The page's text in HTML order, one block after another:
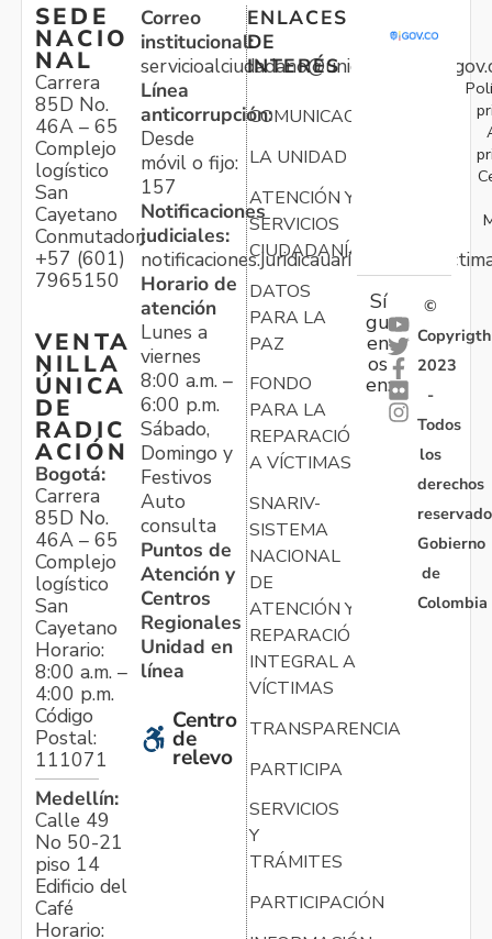
SEDE
NACIO
NAL
Carrera
85D No.
46A – 65
Complejo
logístico
San
Cayetano
Conmutador:
+57 (601)
7965150
VENTA
NILLA
ÚNICA
DE
RADIC
ACIÓN
Bogotá:
Carrera
85D No.
46A – 65
Complejo
logístico
San
Cayetano
Horario:
8:00 a.m. –
4:00 p.m.
Código
Postal:
111071
Medellín:
Calle 49
No 50-21
piso 14
Edificio del
Café
Horario:
Correo
institucional:
Línea
anticorrupción:
Desde
móvil o fijo:
157
Notificaciones
judiciales:
Horario de
atención
Lunes a
viernes
8:00 a.m. –
6:00 p.m.
Sábado,
Domingo y
Festivos
Auto
consulta
Puntos de
Atención y
Centros
Regionales
Unidad en
línea
Centro
de
relevo
ENLACES
DE
INTERÉS
COMUNICACIONES
LA UNIDAD
ATENCIÓN Y
SERVICIOS
CIUDADANÍA
DATOS
PARA LA
PAZ
FONDO
PARA LA
REPARACIÓN
A VÍCTIMAS
SNARIV-
SISTEMA
NACIONAL
DE
ATENCIÓN Y
REPARACIÓN
INTEGRAL A
VÍCTIMAS
TRANSPARENCIA
PARTICIPA
SERVICIOS
Y
TRÁMITES
PARTICIPACIÓN
Sí
gu
en
os
en:
©
Copyrigth
2023
-
Todos
los
derechos
Gobierno
de
Colombia